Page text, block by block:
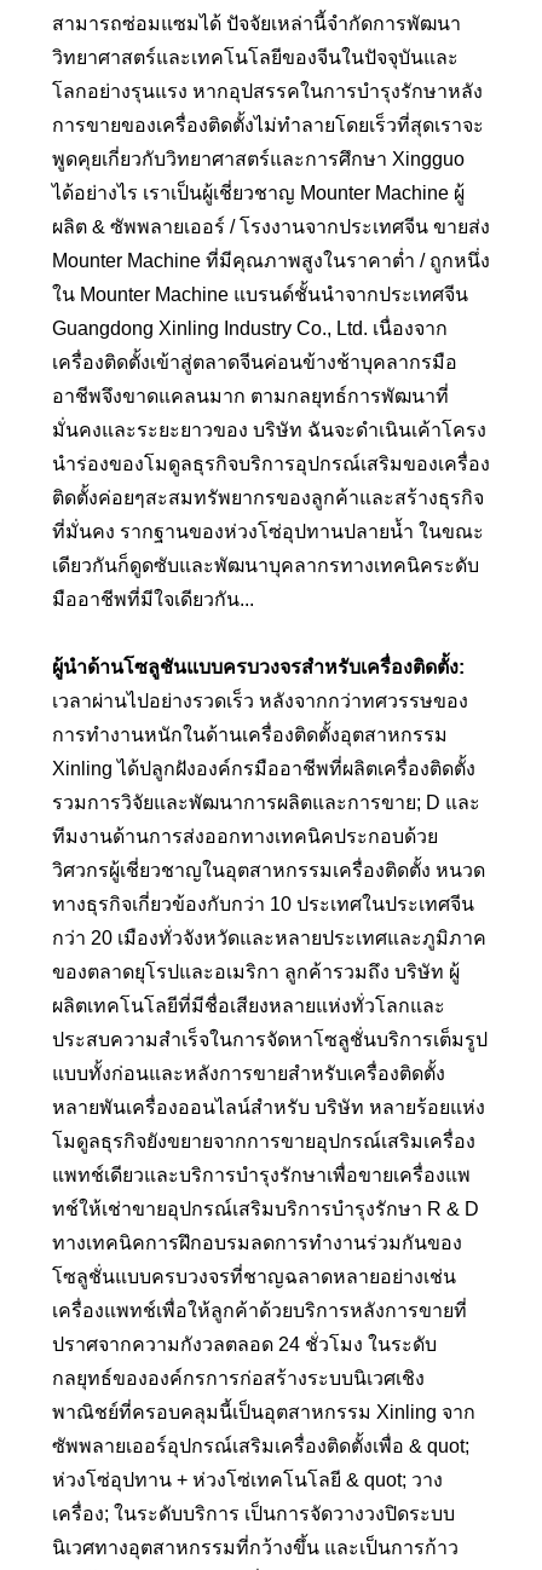
สามารถซ่อมแซมได้ ปัจจัยเหล่านี้จํากัดการพัฒนา
วิทยาศาสตร์และเทคโนโลยีของจีนในปัจจุบันและ
โลกอย่างรุนแรง หากอุปสรรคในการบำรุงรักษาหลัง
การขายของเครื่องติดตั้งไม่ทำลายโดยเร็วที่สุดเราจะ
พูดคุยเกี่ยวกับวิทยาศาสตร์และการศึกษา Xingguo
ได้อย่างไร เราเป็นผู้เชี่ยวชาญ Mounter Machine ผู้
ผลิต & ซัพพลายเออร์ / โรงงานจากประเทศจีน ขายส่ง
Mounter Machine ที่มีคุณภาพสูงในราคาต่ำ / ถูกหนึ่ง
ใน Mounter Machine แบรนด์ชั้นนำจากประเทศจีน
Guangdong Xinling Industry Co., Ltd. เนื่องจาก
เครื่องติดตั้งเข้าสู่ตลาดจีนค่อนข้างช้าบุคลากรมือ
อาชีพจึงขาดแคลนมาก ตามกลยุทธ์การพัฒนาที่
มั่นคงและระยะยาวของ บริษัท ฉันจะดำเนินเค้าโครง
นำร่องของโมดูลธุรกิจบริการอุปกรณ์เสริมของเครื่อง
ติดตั้งค่อยๆสะสมทรัพยากรของลูกค้าและสร้างธุรกิจ
ที่มั่นคง รากฐานของห่วงโซ่อุปทานปลายน้ำ ในขณะ
เดียวกันก็ดูดซับและพัฒนาบุคลากรทางเทคนิคระดับ
มืออาชีพที่มีใจเดียวกัน...
ผู้นำด้านโซลูชันแบบครบวงจรสำหรับเครื่องติดตั้ง:
เวลาผ่านไปอย่างรวดเร็ว หลังจากกว่าทศวรรษของ
การทำงานหนักในด้านเครื่องติดตั้งอุตสาหกรรม
Xinling ได้ปลูกฝังองค์กรมืออาชีพที่ผลิตเครื่องติดตั้ง
รวมการวิจัยและพัฒนาการผลิตและการขาย; D และ
ทีมงานด้านการส่งออกทางเทคนิคประกอบด้วย
วิศวกรผู้เชี่ยวชาญในอุตสาหกรรมเครื่องติดตั้ง หนวด
ทางธุรกิจเกี่ยวข้องกับกว่า 10 ประเทศในประเทศจีน
กว่า 20 เมืองทั่วจังหวัดและหลายประเทศและภูมิภาค
ของตลาดยุโรปและอเมริกา ลูกค้ารวมถึง บริษัท ผู้
ผลิตเทคโนโลยีที่มีชื่อเสียงหลายแห่งทั่วโลกและ
ประสบความสำเร็จในการจัดหาโซลูชั่นบริการเต็มรูป
แบบทั้งก่อนและหลังการขายสำหรับเครื่องติดตั้ง
หลายพันเครื่องออนไลน์สำหรับ บริษัท หลายร้อยแห่ง
โมดูลธุรกิจยังขยายจากการขายอุปกรณ์เสริมเครื่อง
แพทช์เดียวและบริการบำรุงรักษาเพื่อขายเครื่องแพ
ทช์ให้เช่าขายอุปกรณ์เสริมบริการบำรุงรักษา R & D
ทางเทคนิคการฝึกอบรมลดการทำงานร่วมกันของ
โซลูชั่นแบบครบวงจรที่ชาญฉลาดหลายอย่างเช่น
เครื่องแพทช์เพื่อให้ลูกค้าด้วยบริการหลังการขายที่
ปราศจากความกังวลตลอด 24 ชั่วโมง ในระดับ
กลยุทธ์ขององค์กรการก่อสร้างระบบนิเวศเชิง
พาณิชย์ที่ครอบคลุมนี้เป็นอุตสาหกรรม Xinling จาก
ซัพพลายเออร์อุปกรณ์เสริมเครื่องติดตั้งเพื่อ & quot;
ห่วงโซ่อุปทาน + ห่วงโซ่เทคโนโลยี & quot; วาง
เครื่อง; ในระดับบริการ เป็นการจัดวางวงปิดระบบ
นิเวศทางอุตสาหกรรมที่กว้างขึ้น และเป็นการก้าว